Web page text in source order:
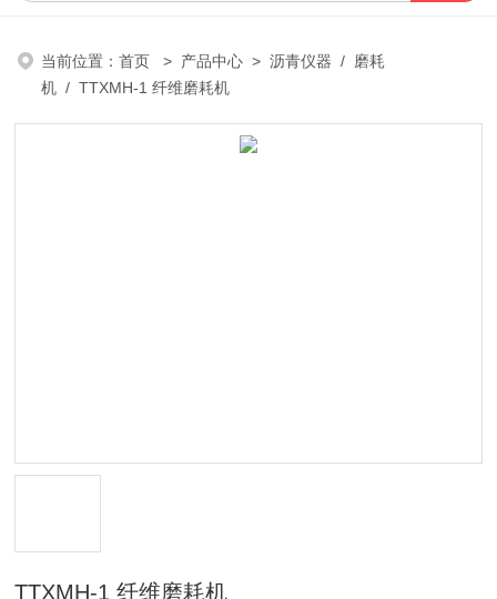
当前位置：首页 > 产品中心 >沥青仪器 / 磨耗
机 / TTXMH-1 纤维磨耗机
TTXMH-1 纤维磨耗机